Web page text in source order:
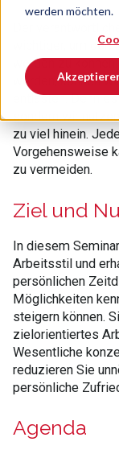
werden möchten.
wichtiger, um
werden zu
werden, können
entlasten. Denn
sondern wir
zu viel hinein.
Vorgehensweise
zu vermeiden.
Ziel und
In diesem
Arbeitsstil und
persönlichen
Möglichkeiten
steigern können.
zielorientiertes
Wesentliche
reduzieren Sie
persönliche
Agenda